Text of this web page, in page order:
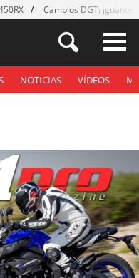
Cambios DGT: ¡guantes!
NOTICIAS VÍDEOS